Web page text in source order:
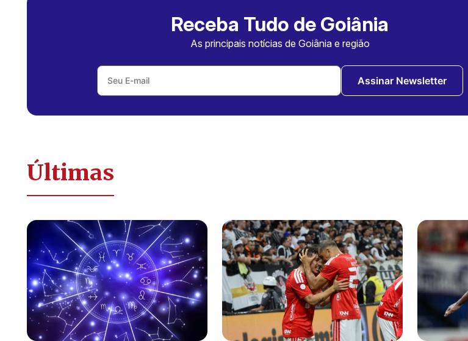
Receba Tudo de Goiânia
As principais notícias de Goiânia e região
Assinar Newsletter
Últimas